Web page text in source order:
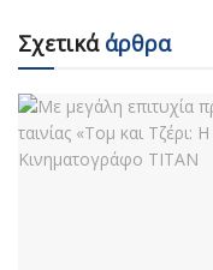
Σχετικάάρθρα